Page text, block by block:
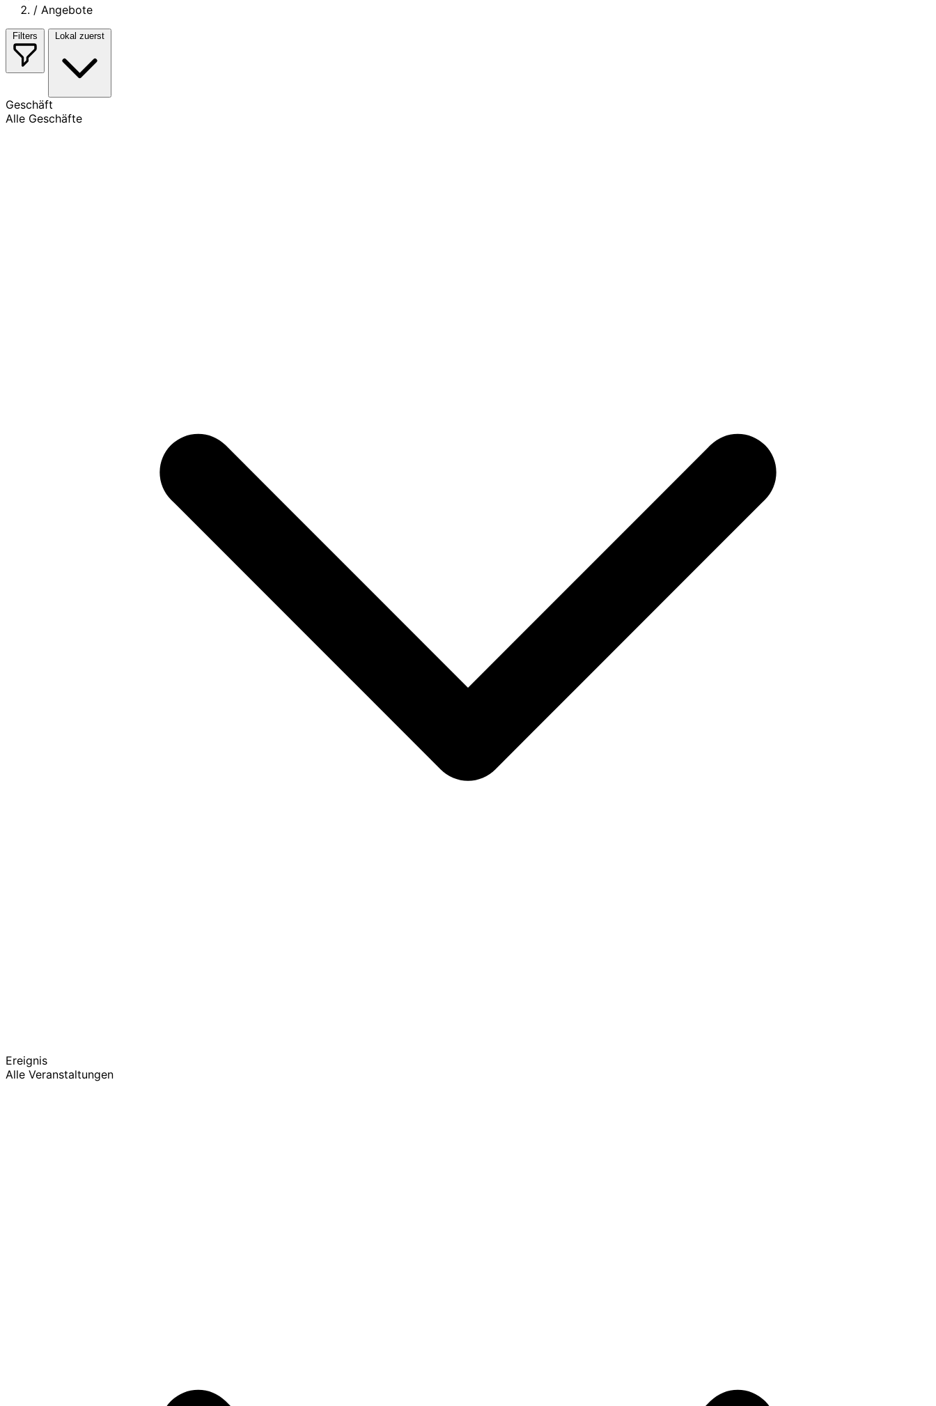
/ Angebote
Filters Lokal zuerst
Geschäft
Alle Geschäfte
Ereignis
Alle Veranstaltungen